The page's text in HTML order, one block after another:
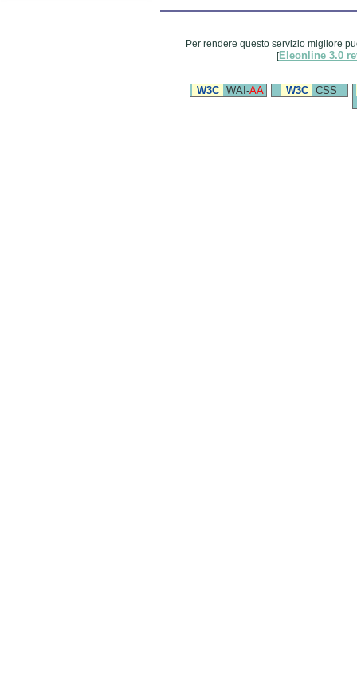
Per rendere questo servizio migliore
[Eleonline 3.0
W3C WAI-AA W3C CSS